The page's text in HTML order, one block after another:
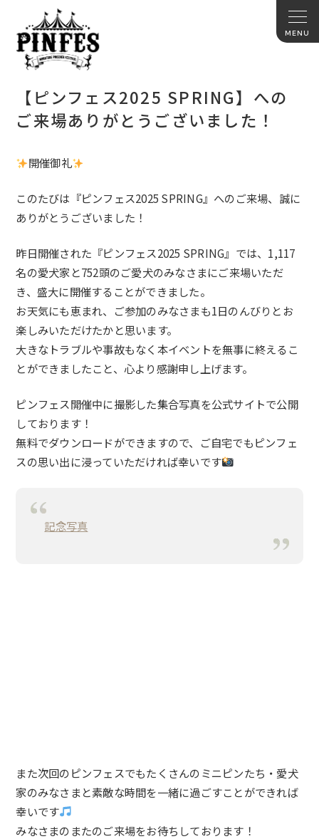
【ピンフェス2025 SPRING】への
ご来場ありがとうございました！
開催御礼
このたびは『ピンフェス2025 SPRING』へのご来場、誠に
ありがとうございました！
昨日開催された『ピンフェス2025 SPRING』では、1,117
名の愛犬家と752頭のご愛犬のみなさまにご来場いただ
き、盛大に開催することができました。
お天気にも恵まれ、ご参加のみなさまも1日のんびりとお
楽しみいただけたかと思います。
大きなトラブルや事故もなく本イベントを無事に終えるこ
とができましたこと、心より感謝申し上げます。
ピンフェス開催中に撮影した集合写真を公式サイトで公開
しております！
無料でダウンロードができますので、ご自宅でもピンフェ
スの思い出に浸っていただければ幸いです
記念写真
また次回のピンフェスでもたくさんのミニピンたち・愛犬
家のみなさまと素敵な時間を一緒に過ごすことができれば
幸いです
みなさまのまたのご来場をお待ちしております！